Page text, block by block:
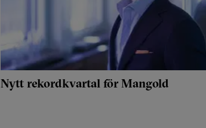
Nytt rekordkvartal för Mangold